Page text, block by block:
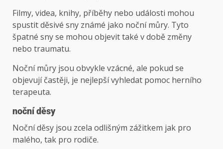
Filmy, videa, knihy, příběhy nebo události mohou
spustit děsivé sny známé jako noční můry. Tyto
špatné sny se mohou objevit také v době změny
nebo traumatu.
Noční můry jsou obvykle vzácné, ale pokud se
objevují častěji, je nejlepší vyhledat pomoc herního
terapeuta.
noční děsy
Noční děsy jsou zcela odlišným zážitkem jak pro
malého, tak pro rodiče.